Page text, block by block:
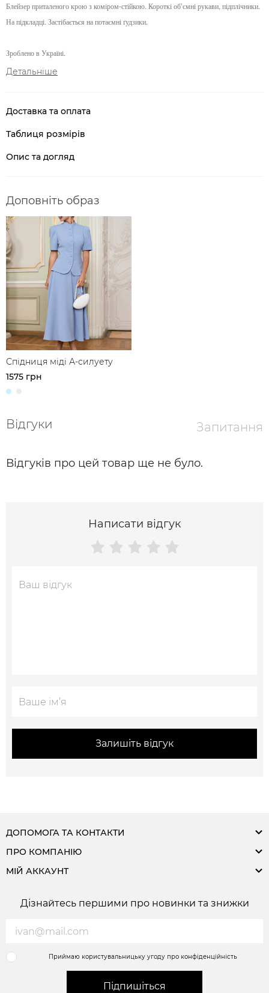
Блейзер приталеного крою з коміром-стійкою. Короткі об’ємні рукави, підплічники.
На підкладці. Застібається на потаємні ґудзики.
Зроблено в Україні.
Детальніше
Доставка та оплата
Таблиця розмірів
Опис та догляд
Доповніть образ
Спідниця міді А-силуету
1575 грн
Відгуки Запитання
Відгуків про цей товар ще не було.
Написати відгук
Залишіть відгук
ДОПОМОГА ТА КОНТАКТИ
ПРО КОМПАНІЮ
МІЙ АККАУНТ
Дізнайтесь першими про новинки та знижки
Приймаю користувальницьку угоду про конфіденційність
Підпишіться